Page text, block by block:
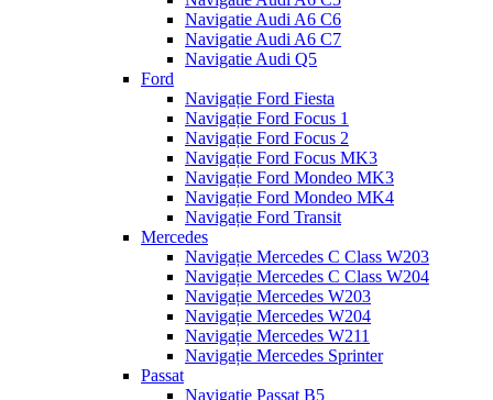
Navigatie Audi A6 C6
Navigatie Audi A6 C7
Navigatie Audi Q5
Ford
Navigație Ford Fiesta
Navigație Ford Focus 1
Navigație Ford Focus 2
Navigație Ford Focus MK3
Navigație Ford Mondeo MK3
Navigație Ford Mondeo MK4
Navigație Ford Transit
Mercedes
Navigație Mercedes C Class W203
Navigație Mercedes C Class W204
Navigație Mercedes W203
Navigație Mercedes W204
Navigație Mercedes W211
Navigație Mercedes Sprinter
Passat
Navigație Passat B5